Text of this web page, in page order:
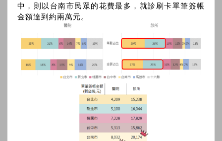
中，則以台南市民眾的花費最多，就診刷卡單筆簽帳
金額達到約兩萬元。